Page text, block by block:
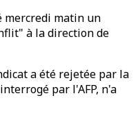
mercredi matin un
à la direction de
a été rejetée par la
par l'AFP, n'a